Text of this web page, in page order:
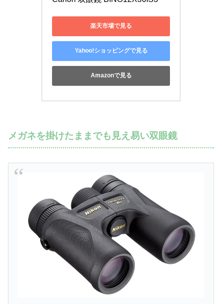
楽天市場で見る
Yahoo!ショッピングで見る
Amazonで見る
メガネを掛けたままでも見え易い双眼鏡